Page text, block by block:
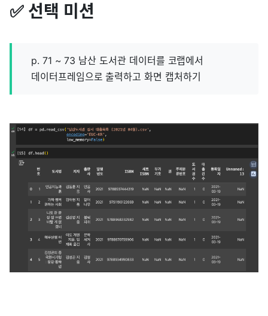
✅ 선택 미션
p. 71 ~ 73 남산 도서관 데이터를 코랩에서
데이터프레임으로 출력하고 화면 캡처하기